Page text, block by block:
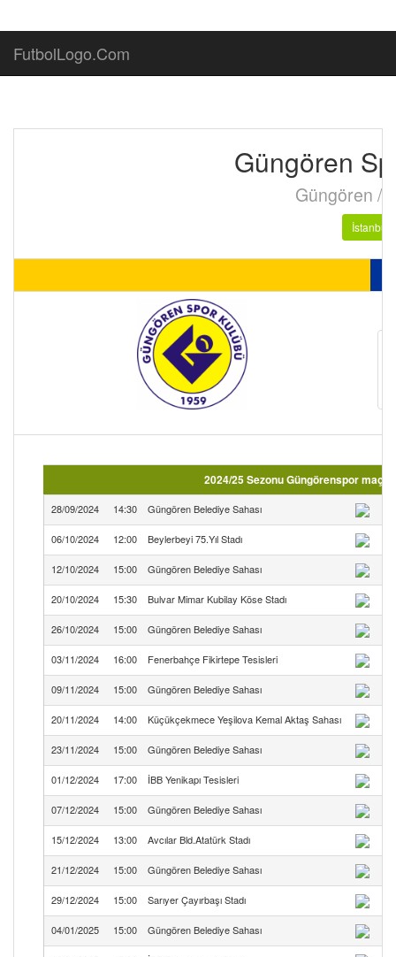
FutbolLogo.Com
Güngören
Güngören /
İstanbul
2024/25 Sezonu Güngörenspor maç
28/09/2024 14:30 Güngören Belediye Sahası
06/10/2024 12:00 Beylerbeyi 75.Yıl Stadı
12/10/2024 15:00 Güngören Belediye Sahası
20/10/2024 15:30 Bulvar Mimar Kubilay Köse Stadı
26/10/2024 15:00 Güngören Belediye Sahası
03/11/2024 16:00 Fenerbahçe Fikirtepe Tesisleri
09/11/2024 15:00 Güngören Belediye Sahası
20/11/2024 14:00 Küçükçekmece Yeşilova Kemal Aktaş Sahası
23/11/2024 15:00 Güngören Belediye Sahası
01/12/2024 17:00 İBB Yenikapı Tesisleri
07/12/2024 15:00 Güngören Belediye Sahası
15/12/2024 13:00 Avcılar Bld.Atatürk Stadı
21/12/2024 15:00 Güngören Belediye Sahası
29/12/2024 15:00 Sarıyer Çayırbaşı Stadı
04/01/2025 15:00 Güngören Belediye Sahası